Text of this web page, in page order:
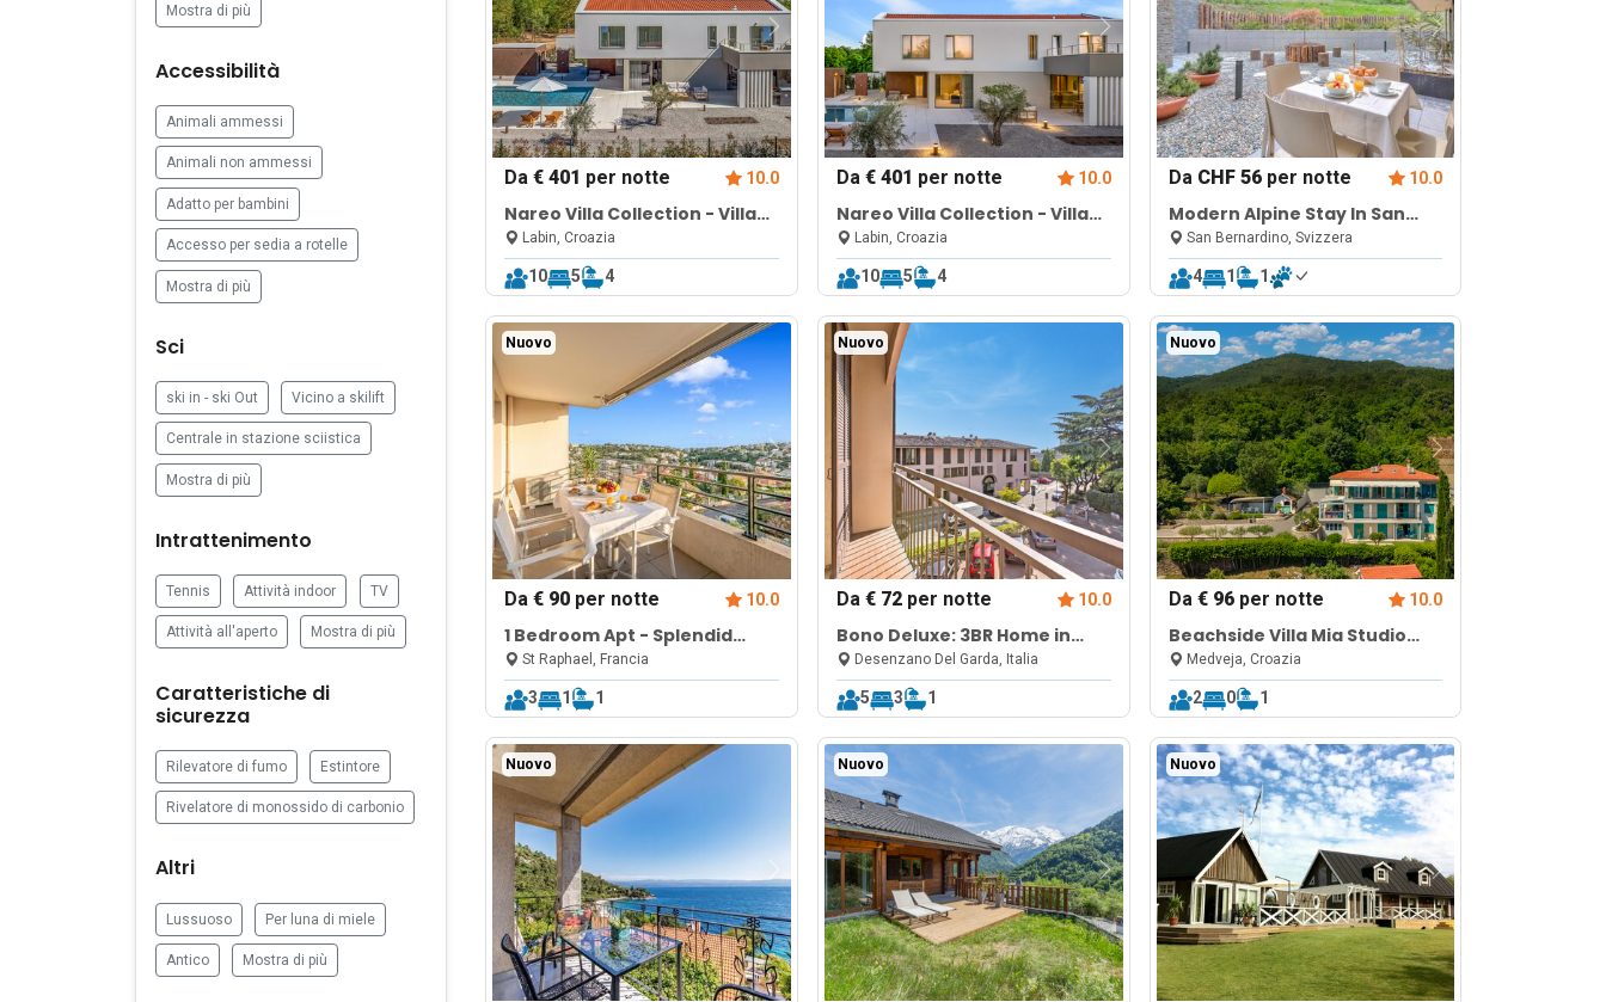
Mostra di più
Accessibilità
Animali ammessi
Animali non ammessi
Adatto per bambini
Accesso per sedia a rotelle
Mostra di più
Sci
ski in - ski Out Vicino a skilift
Centrale in stazione sciistica
Mostra di più
Intrattenimento
Tennis Attività indoor TV
Attività all'aperto Mostra di più
Caratteristiche di
sicurezza
Rilevatore di fumo Estintore
Rivelatore di monossido di carbonio
Altri
Lussuoso Per luna di miele
Antico Mostra di più
Da€ 401 per notte 10.0
Nareo Villa Collection - Villa
EoraLabin, Croazia
10 5 4
Da € 401 per notte 10.0
Nareo Villa Collection - Villa
NaraLabin, Croazia
10 5 4
Da CHF 56per notte 10.0
Modern Alpine Stay In San
Bernardino | Ski, Hiking &
Nature - Castanea 007
San Bernardino, Svizzera
4 1 1
Nuovo
Da€ 90 per notte 10.0
1 Bedroom Apt - Splendid
View & Pool
St Raphael, Francia
3 1 1
Nuovo
Da € 72per notte 10.0
Bono Deluxe: 3BR Home in
Desenzano
Desenzano Del Garda, Italia
5 3 1
Nuovo
Da € 96per notte 10.0
Beachside Villa Mia Studio
Apartment
Medveja, Croazia
2 0 1
Nuovo Nuovo Nuovo